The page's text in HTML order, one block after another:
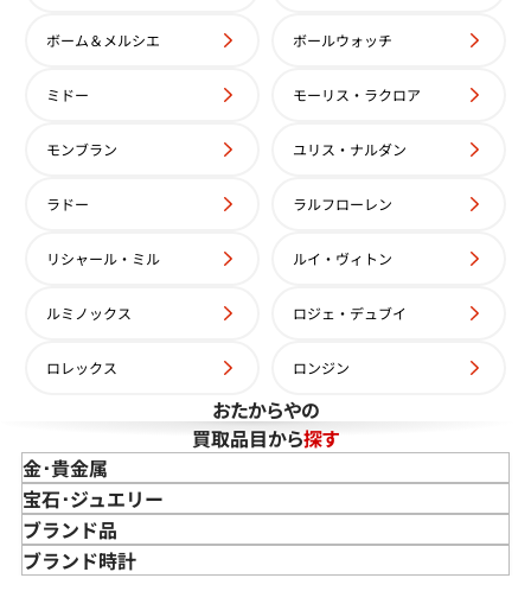
ボーム＆メルシエ ボールウォッチ
ミドー モーリス・ラクロア
モンブラン ユリス・ナルダン
ラドー ラルフローレン
リシャール・ミル ルイ・ヴィトン
ルミノックス ロジェ・デュブイ
ロレックス ロンジン
おたからやの
買取品目から探す
金･貴金属
金 買取
金のインゴット 買取
金のアクセサリー 買取
宝石･ジュエリー
宝石･ジュエリー買取
ダイヤモンド 買取
ブランド品
バッグ･小物 買取
ブランド時計